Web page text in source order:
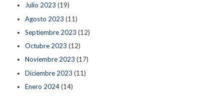
Julio 2023 (19)
Agosto 2023 (11)
Septiembre 2023 (12)
Octubre 2023 (12)
Noviembre 2023 (17)
Diciembre 2023 (11)
Enero 2024(14)